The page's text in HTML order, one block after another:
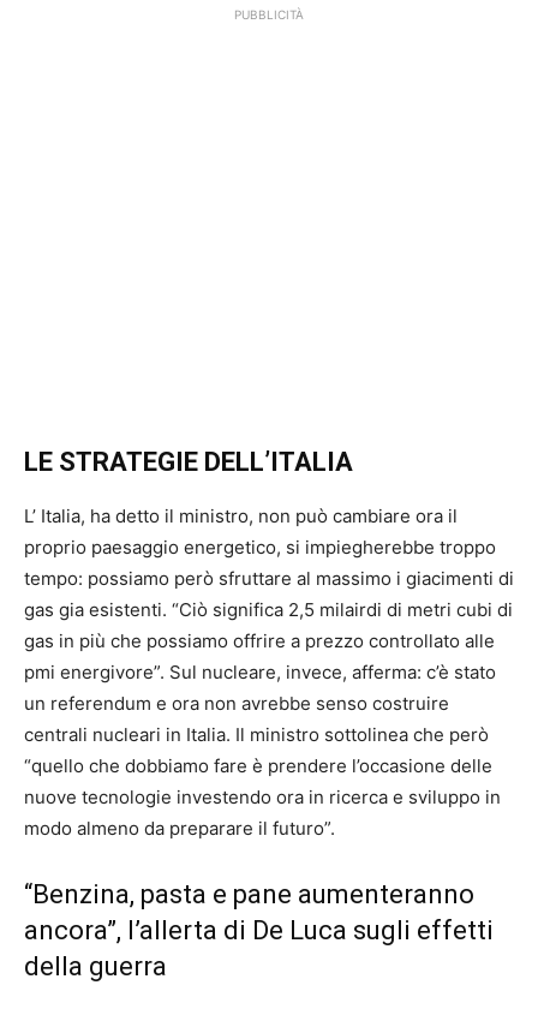
PUBBLICITÀ
LE STRATEGIE DELL’ITALIA
L’ Italia, ha detto il ministro, non può cambiare ora il
proprio paesaggio energetico, si impiegherebbe troppo
tempo: possiamo però sfruttare al massimo i giacimenti di
gas gia esistenti. “Ciò significa 2,5 milairdi di metri cubi di
gas in più che possiamo offrire a prezzo controllato alle
pmi energivore”. Sul nucleare, invece, afferma: c’è stato
un referendum e ora non avrebbe senso costruire
centrali nucleari in Italia. Il ministro sottolinea che però
“quello che dobbiamo fare è prendere l’occasione delle
nuove tecnologie investendo ora in ricerca e sviluppo in
modo almeno da preparare il futuro”.
“Benzina, pasta e pane aumenteranno
ancora”, l’allerta di De Luca sugli effetti
della guerra